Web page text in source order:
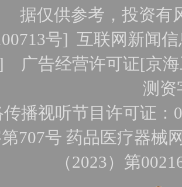
据仅供参考，投资有
号]互联网新闻
广告经营许可证[京
测资
播视听节目许可证：
第707号 药品医疗器械
（2023）第